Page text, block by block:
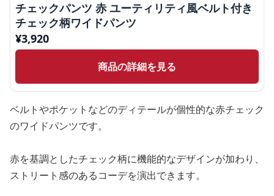
チェックパンツ 赤 ユーティリティ風ベルト付き
チェック柄ワイドパンツ
¥3,920
商品の詳細を見る
ベルトやポケットなどのディテールが個性的な赤チェック
のワイドパンツです。
赤を基調としたチェック柄に機能的なデザインが加わり、
ストリート感のあるコーデを演出できます。